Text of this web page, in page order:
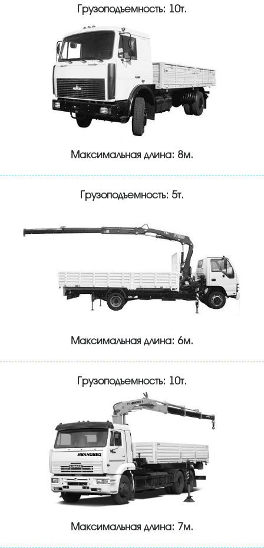
Грузоподъемность: 10т.
Максимальная длина: 8м.
Грузоподъемность: 5т.
Максимальная длина: 6м.
Грузоподъемность: 10т.
Максимальная длина: 7м.